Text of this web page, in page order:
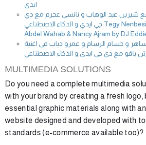
ايدي
شيرين عبد الوهاب و نانسي عجرم مع دي
جي ايدي و الذكاء الاصطناعي Tegy Nenbesit remix – Sherine
Abdel Wahab & Nancy Ajram by DJ
و حسام الرسام و عمرو دياب في اغنية
ياقو مع دي جي ايدي و الذكاء الاصطناعي
MULTIMEDIA SOLUTIONS
Do you need a complete multimedia
with your brand by creating a fresh logo,
essential graphic materials along with
website designed and developed with
standards (e-commerce available too)?